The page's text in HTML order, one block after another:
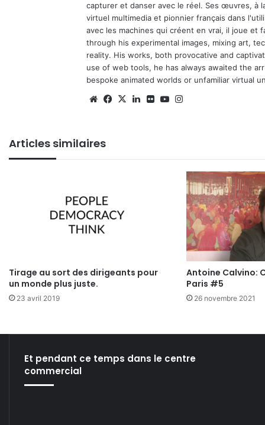
capturer et danser avec le réel. Ses œuvres, à
virtuel multimedia et pionnier français dans
avec les machines qui créent en vrai, il joue et
through his experimental images, mixing art,
reality. His works, both provocative and
use of web tools, he has always awaited the
bespoke animated worlds or unfamiliar virtual
WebsiteFacebook
X Linkedin
FlickrYouTube
Articles similaires
Tirage au sort des dirigeants pour
un monde plus juste.
23 avril 2019
Antoine Calvino:
Paris #5
26 novembre 2021
Et pendant ce temps dans le centre
commercial